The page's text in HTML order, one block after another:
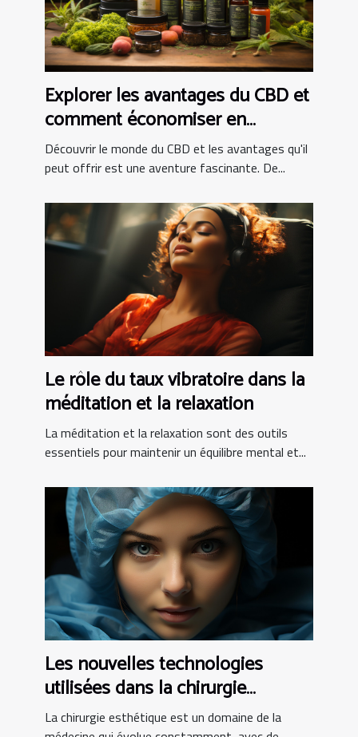
Explorer les avantages du CBD et
comment économiser en
achetant en ligne
Découvrir le monde du CBD et les avantages qu'il
peut offrir est une aventure fascinante. De...
Le rôle du taux vibratoire dans la
méditation et la relaxation
La méditation et la relaxation sont des outils
essentiels pour maintenir un équilibre mental et...
Les nouvelles technologies
utilisées dans la chirurgie
esthétique tunisienne
La chirurgie esthétique est un domaine de la